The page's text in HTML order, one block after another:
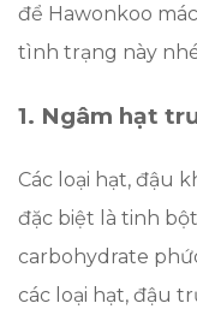
để Hawonkoo
tình trạng này
1. Ngâm hạt
Các loại hạt, đậu
đặc biệt là tinh
carbohydrate
các loại hạt, đậu